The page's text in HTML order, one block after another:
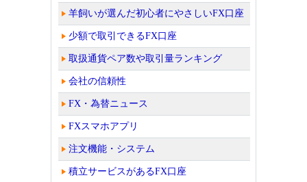
羊飼いが選んだ初心者にやさしいFX口座
少額で取引できるFX口座
取扱通貨ペア数や取引量ランキング
会社の信頼性
FX・為替ニュース
FXスマホアプリ
注文機能・システム
積立サービスがあるFX口座